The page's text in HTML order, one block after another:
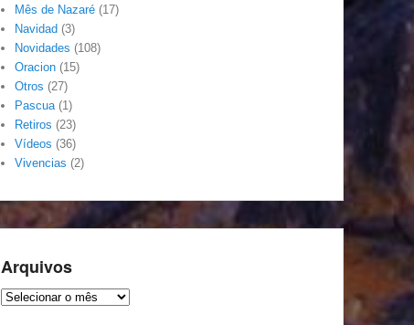
Mês de Nazaré (17)
Navidad (3)
Novidades (108)
Oracion (15)
Otros (27)
Pascua(1)
Retiros (23)
Vídeos (36)
Vivencias (2)
Arquivos
Arquivos